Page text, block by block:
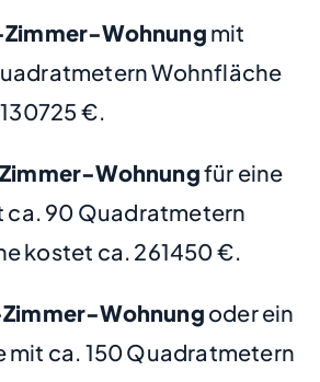
Wohnung mit
Wohnfläche
€.
Wohnungfür eine
ca. 90 Quadratmetern
kostet ca. 261450 €.
Wohnung oder ein
mit ca. 150 Quadratmetern